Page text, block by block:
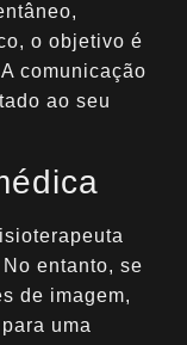
o objetivo é
comunicação
ao seu
entanto, se
de imagem,
uma